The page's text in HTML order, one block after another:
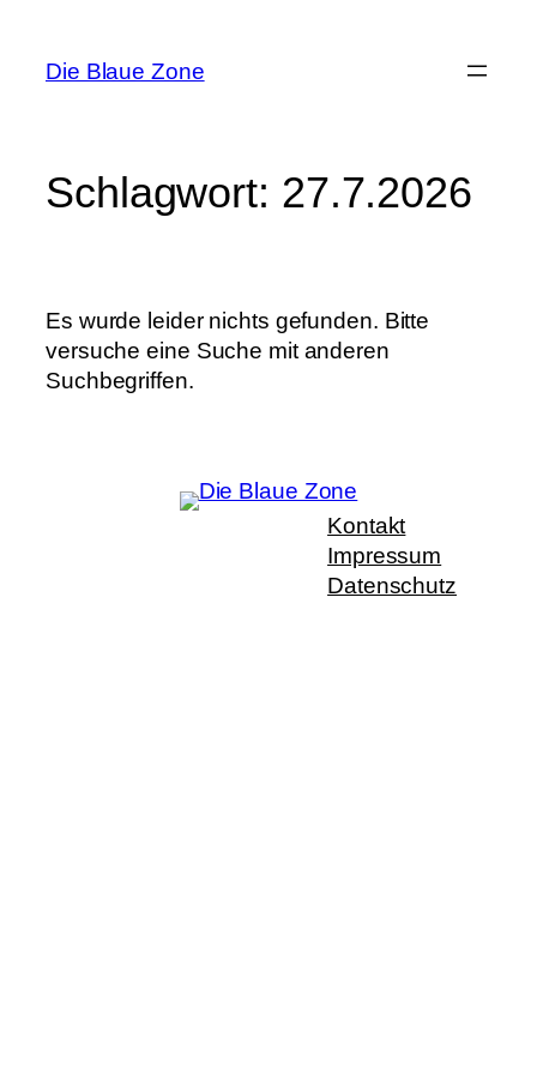
springen
Die Blaue Zone
Schlagwort: 27.7.2026
Es wurde leider nichts gefunden. Bitte
versuche eine Suche mit anderen
Suchbegriffen.
Kontakt
Impressum
Datenschutz